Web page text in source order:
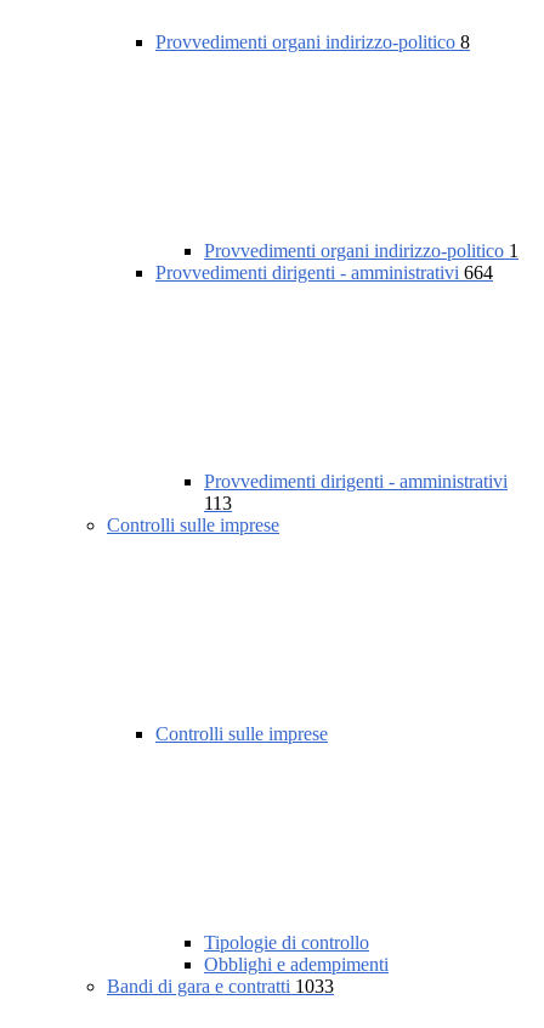
Provvedimenti organi indirizzo-politico 8
Provvedimenti organi indirizzo-politico 1
Provvedimenti dirigenti - amministrativi 664
Provvedimenti dirigenti - amministrativi
113
Controlli sulle imprese
Controlli sulle imprese
Tipologie di controllo
Obblighi e adempimenti
Bandi di gara e contratti 1033